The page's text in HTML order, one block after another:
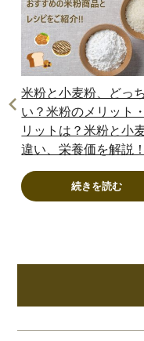
米粉と小麦粉、どっ
い？米粉のメリット
リットは？米粉と小
違い、栄養価を解説
すめの米粉商品や米
単レシピもご紹介！
続きを読む